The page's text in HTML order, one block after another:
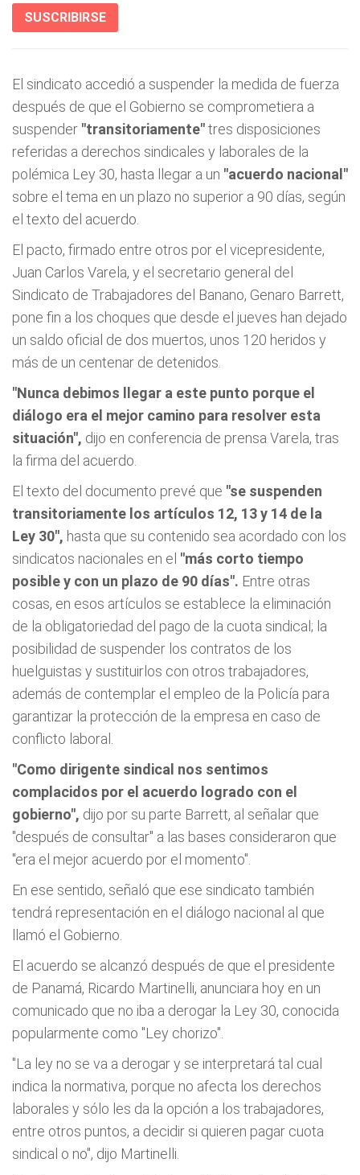
SUSCRIBIRSE
El sindicato accedió a suspender la medida de fuerza
después de que el Gobierno se comprometiera a
suspender "transitoriamente"tres disposiciones
referidas a derechos sindicales y laborales de la
polémica Ley 30, hasta llegar a un "acuerdo nacional"
sobre el tema en un plazo no superior a 90 días, según
el texto del acuerdo.
El pacto, firmado entre otros por el vicepresidente,
Juan Carlos Varela, y el secretario general del
Sindicato de Trabajadores del Banano, Genaro Barrett,
pone fin a los choques que desde el jueves han dejado
un saldo oficial de dos muertos, unos 120 heridos y
más de un centenar de detenidos.
"Nunca debimos llegar a este punto porque el
diálogo era el mejor camino para resolver esta
situación", dijo en conferencia de prensa Varela, tras
la firma del acuerdo.
El texto del documento prevé que "se suspenden
transitoriamente los artículos 12, 13 y 14 de la
Ley 30", hasta que su contenido sea acordado con los
sindicatos nacionales en el "más corto tiempo
posible y con un plazo de 90 días". Entre otras
cosas, en esos artículos se establece la eliminación
de la obligatoriedad del pago de la cuota sindical; la
posibilidad de suspender los contratos de los
huelguistas y sustituirlos con otros trabajadores,
además de contemplar el empleo de la Policía para
garantizar la protección de la empresa en caso de
conflicto laboral.
"Como dirigente sindical nos sentimos
complacidos por el acuerdo logrado con el
gobierno", dijo por su parte Barrett, al señalar que
"después de consultar" a las bases consideraron que
"era el mejor acuerdo por el momento".
En ese sentido, señaló que ese sindicato también
tendrá representación en el diálogo nacional al que
llamó el Gobierno.
El acuerdo se alcanzó después de que el presidente
de Panamá, Ricardo Martinelli, anunciara hoy en un
comunicado que no iba a derogar la Ley 30, conocida
popularmente como "Ley chorizo".
"La ley no se va a derogar y se interpretará tal cual
indica la normativa, porque no afecta los derechos
laborales y sólo les da la opción a los trabajadores,
entre otros puntos, a decidir si quieren pagar cuota
sindical o no", dijo Martinelli.